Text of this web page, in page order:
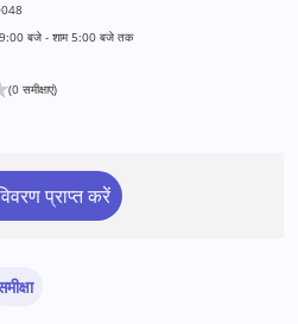
9:00 बजे - शाम 5:00 बजे तक
(0 समीक्षाएं)
प्राप्त करें